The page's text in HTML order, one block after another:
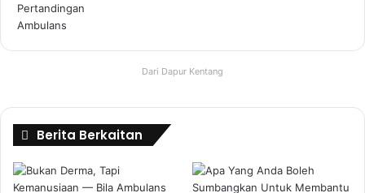
Dari Dapur Kentang
Berita Berkaitan